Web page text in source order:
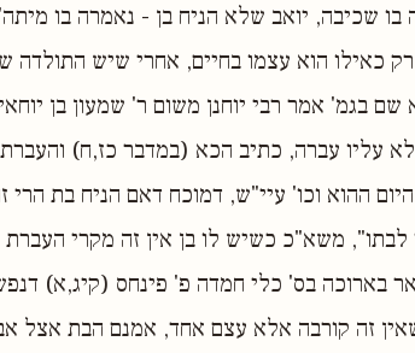
בו שכיבה, יואב שלא הניח בן - נאמרה בו
כאילו הוא עצמו בחיים, אחרי שיש התולדה
שם בגמ' אמר רבי יוחנן משום ר' שמעון בן
עליו עברה, כתיב הכא (במדבר כז,ח)
ההוא וכו' עיי"ש, דמוכח דאם הניח בת
לבתו", משא"כ כשיש לו בן אין זה מקרי
בארוכה בס' כלי חמדה פ' פינחס (קיג,א)
זה קורבה אלא עצם אחד, אמנם הבת אצל